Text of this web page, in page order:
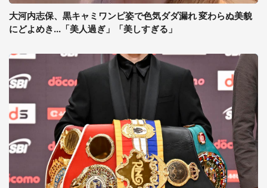
大河内志保、黒キャミワンピ姿で色気ダダ漏れ 変わらぬ美貌
にどよめき...「美人過ぎ」「美しすぎる」